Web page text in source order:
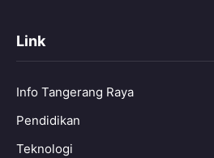
Link
Info Tangerang Raya
Pendidikan
Teknologi